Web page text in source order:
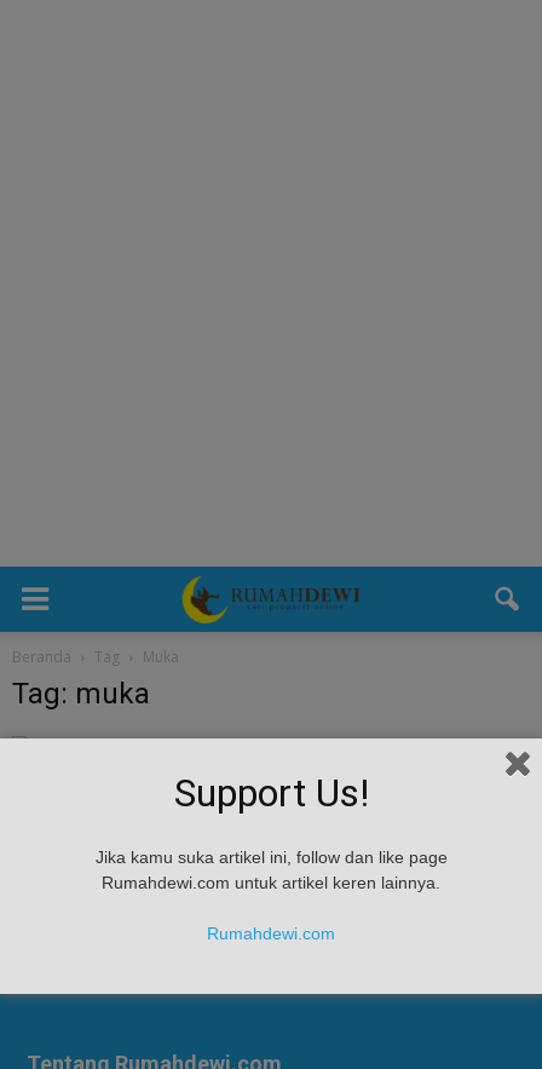
Beranda Tag Muka
Tag: muka
Pilih Kacamata Sesuai Bentuk Wajah
Pilih Kacamata Sesuai Bentuk Wajah - Sebelum memilih model kaca
terbaru, tentukan dulu bentuk wajah Anda. Setelah Anda menentukan
Tentang Rumahdewi.com
Support Us!
Jika kamu suka artikel ini, follow dan like page
Rumahdewi.com untuk artikel keren lainnya.
Rumahdewi.com